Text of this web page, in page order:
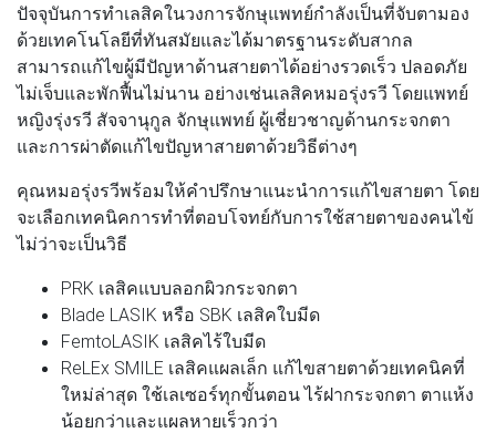
ปัจจุบันการทำเลสิคในวงการจักษุแพทย์กำลังเป็นที่จับตามอง
ด้วยเทคโนโลยีที่ทันสมัยและได้มาตรฐานระดับสากล
สามารถแก้ไขผู้มีปัญหาด้านสายตาได้อย่างรวดเร็ว ปลอดภัย
ไม่เจ็บและพักฟื้นไม่นาน อย่างเช่นเลสิคหมอรุ่งรวี โดยแพทย์
หญิงรุ่งรวี สัจจานุกูล จักษุแพทย์ ผู้เชี่ยวชาญด้านกระจกตา
และการผ่าตัดแก้ไขปัญหาสายตาด้วยวิธีต่างๆ
คุณหมอรุ่งรวีพร้อมให้คำปรึกษาแนะนำการแก้ไขสายตา โดย
จะเลือกเทคนิคการทำที่ตอบโจทย์กับการใช้สายตาของคนไข้
ไม่ว่าจะเป็นวิธี
PRK เลสิคแบบลอกผิวกระจกตา
Blade LASIK หรือ SBK เลสิคใบมีด
FemtoLASIK เลสิคไร้ใบมีด
ReLEx SMILE เลสิคแผลเล็ก แก้ไขสายตาด้วยเทคนิคที่
ใหม่ล่าสุด ใช้เลเซอร์ทุกขั้นตอน ไร้ฝากระจกตา ตาแห้ง
น้อยกว่าและแผลหายเร็วกว่า